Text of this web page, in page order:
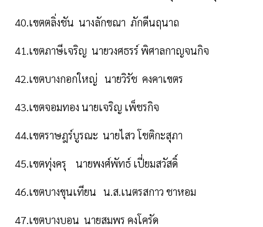
40.เขตตลิ่งชัน นางลักขณา ภักดีนฤนาถ
41.เขตภาษีเจริญ นายวงศธรร์ พิศาลกาญจนกิจ
42.เขตบางกอกใหญ่ นายวิรัช คงคาเขตร
43.เขตจอมทอง นายเจริญ เพ็ชรกิจ
44.เขตราษฎร์บูรณะ นายไสว โชติกะสุภา
45.เขตทุ่งครุ นายพงศ์พัทธ์ เปี่ยมสวัสดิ์
46.เขตบางขุนเทียน น.ส.เนตรสกาว ชาหอม
47.เขตบางบอน นายสมพร คงโครัด